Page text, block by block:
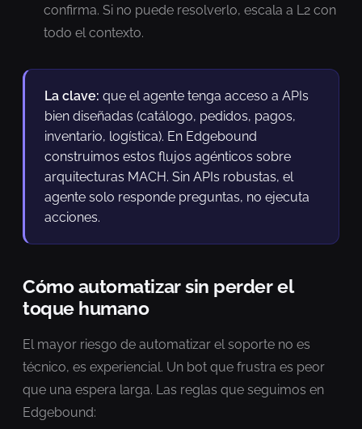
confirma. Si no puede resolverlo, escala a L2 con
todo el contexto.
La clave: que el agente tenga acceso a APIs
bien diseñadas (catálogo, pedidos, pagos,
inventario, logística). En Edgebound
construimos estos flujos agénticos sobre
arquitecturas MACH. Sin APIs robustas, el
agente solo responde preguntas, no ejecuta
acciones.
Cómo automatizar sin perder el
toque humano
El mayor riesgo de automatizar el soporte no es
técnico, es experiencial. Un bot que frustra es peor
que una espera larga. Las reglas que seguimos en
Edgebound: